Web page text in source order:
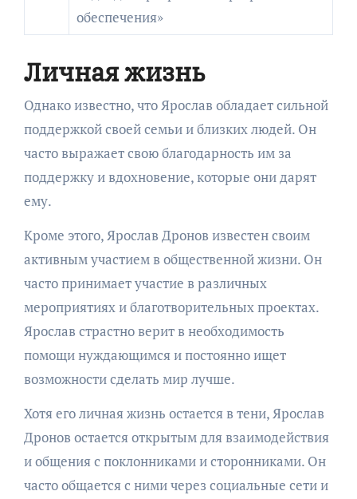
обеспечения»
Личная жизнь
Однако известно, что Ярослав обладает сильной
поддержкой своей семьи и близких людей. Он
часто выражает свою благодарность им за
поддержку и вдохновение, которые они дарят
ему.
Кроме этого, Ярослав Дронов известен своим
активным участием в общественной жизни. Он
часто принимает участие в различных
мероприятиях и благотворительных проектах.
Ярослав страстно верит в необходимость
помощи нуждающимся и постоянно ищет
возможности сделать мир лучше.
Хотя его личная жизнь остается в тени, Ярослав
Дронов остается открытым для взаимодействия
и общения с поклонниками и сторонниками. Он
часто общается с ними через социальные сети и